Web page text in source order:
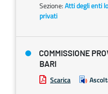
Sezione:Atti degli enti
privati
COMMISSIONE
BARI
Scarica